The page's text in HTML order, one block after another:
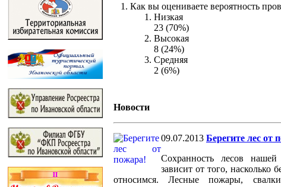
Как вы оцениваете вероятность
Низкая
23 (70%)
Высокая
8 (24%)
Средняя
2 (6%)
Новости
09.07.2013 Берегите лес от
Сохранность лесов
зависит от того,
относимся. Лесные пожары,